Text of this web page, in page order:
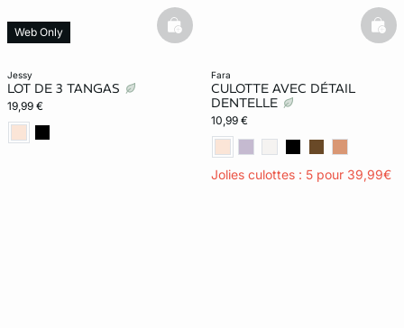
jessy
LOT DE 3 TANGAS
19,99 €
Web Only basketfull
fara
CULOTTE AVEC DÉTAIL
DENTELLE
10,99 €
Jolies culottes : 5 pour 39,99€